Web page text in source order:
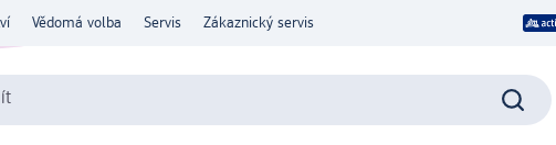
Vědomá volba Servis Zákaznický servis